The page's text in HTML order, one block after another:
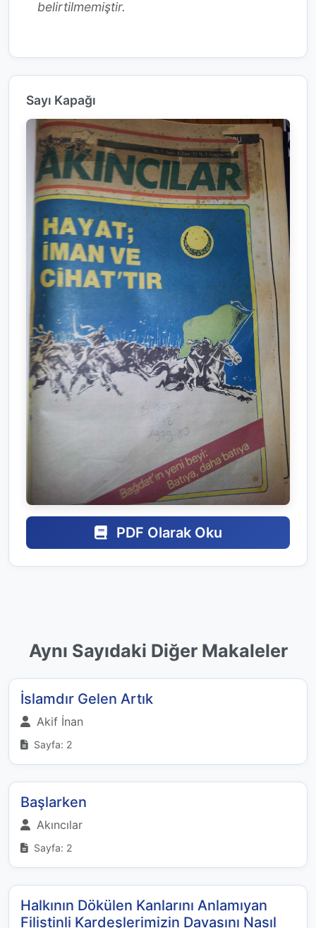
belirtilmemiştir.
Sayı Kapağı
PDF Olarak Oku
Aynı Sayıdaki Diğer Makaleler
İslamdır Gelen Artık
Akif İnan
Sayfa: 2
Başlarken
Akıncılar
Sayfa: 2
Halkının Dökülen Kanlarını Anlamıyan
Filistinli Kardeşlerimizin Davasını Nasıl